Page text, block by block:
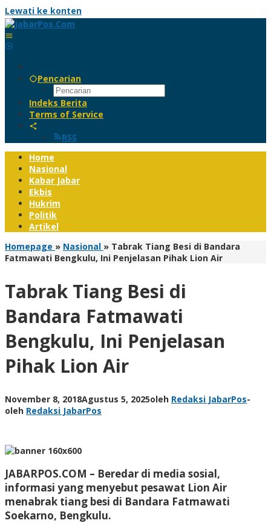
Lewati ke konten
Pencarian
Indeks Berita
Terms of Service
RSS
Home
Nasional
Kabar Jabar
Ekbis
Hukrim
Politik
Artikel
Homepage » Nasional » Tabrak Tiang Besi di Bandara
Fatmawati Bengkulu, Ini Penjelasan Pihak Lion Air
Tabrak Tiang Besi di
Bandara Fatmawati
Bengkulu, Ini Penjelasan
Pihak Lion Air
November 8, 2018Agustus 5, 2025oleh Redaksi JabarPos-
oleh Redaksi JabarPos
JABARPOS.COM – Beredar di media sosial,
informasi yang menyebut pesawat Lion Air
menabrak tiang besi di Bandara Fatmawati
Soekarno, Bengkulu.